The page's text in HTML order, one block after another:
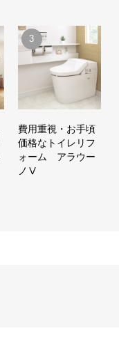
費用重視・お手頃
価格なトイレリフ
ォーム アラウー
ノⅤ